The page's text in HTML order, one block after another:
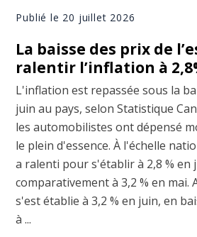
Publié le 20 juillet 2026
La baisse des prix de
ralentir l’inflation à
L'inflation est repassée sous la
juin au pays, selon Statistique
les automobilistes ont dépensé
le plein d'essence. À l'échelle
a ralenti pour s'établir à 2,8 % en
comparativement à 3,2 % en mai.
s'est établie à 3,2 % en juin, en
à ...